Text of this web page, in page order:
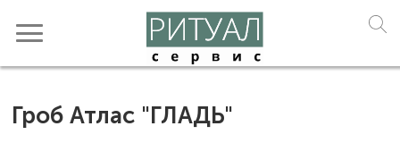
Гроб Атлас "ГЛАДЬ"